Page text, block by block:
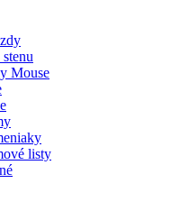
Mouse
listy